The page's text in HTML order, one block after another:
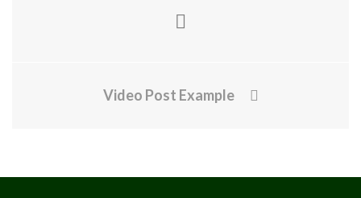
Video Post Example